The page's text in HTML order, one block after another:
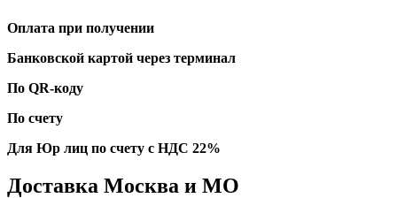
Оплата при получении
Банковской картой через терминал
По QR-коду
По счету
Для Юр лиц по счету с НДС 22%
Доставка Москва и МО